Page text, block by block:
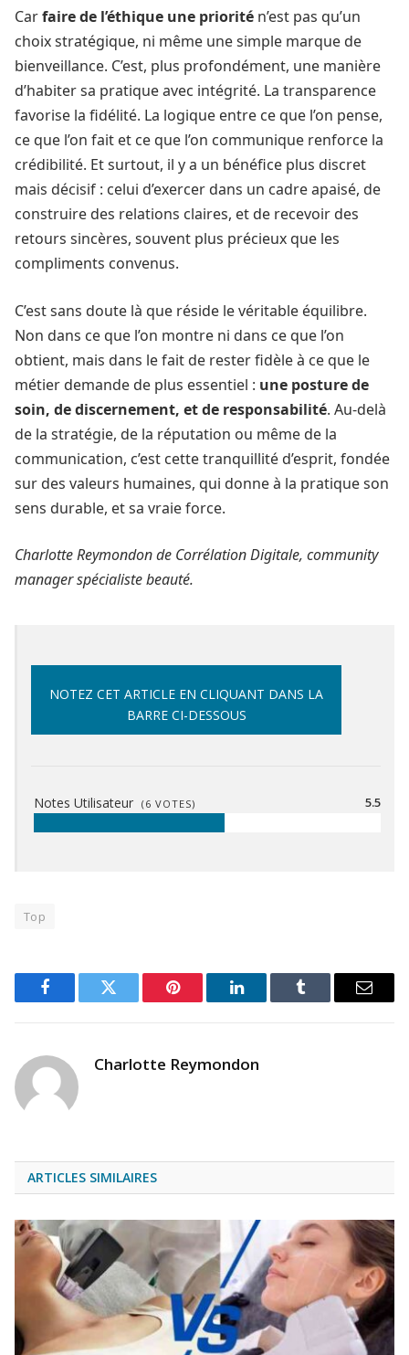
Carfaire de l’éthique une priorité n’est pas qu’un
choix stratégique, ni même une simple marque de
bienveillance. C’est, plus profondément, une manière
d’habiter sa pratique avec intégrité. La transparence
favorise la fidélité. La logique entre ce que l’on pense,
ce que l’on fait et ce que l’on communique renforce la
crédibilité. Et surtout, il y a un bénéfice plus discret
mais décisif : celui d’exercer dans un cadre apaisé, de
construire des relations claires, et de recevoir des
retours sincères, souvent plus précieux que les
compliments convenus.
C’est sans doute là que réside le véritable équilibre.
Non dans ce que l’on montre ni dans ce que l’on
obtient, mais dans le fait de rester fidèle à ce que le
métier demande de plus essentiel : une posture de
soin, de discernement, et de responsabilité. Au-delà
de la stratégie, de la réputation ou même de la
communication, c’est cette tranquillité d’esprit, fondée
sur des valeurs humaines, qui donne à la pratique son
sens durable, et sa vraie force.
Charlotte Reymondon de Corrélation Digitale, community
manager spécialiste beauté.
NOTEZ CET ARTICLE EN CLIQUANT DANS LA
BARRE CI-DESSOUS
Notes Utilisateur (6 VOTES) 5.5
Top
FacebookTwitter Pinterest LinkedIn Tumblr Email
Charlotte Reymondon
ARTICLES SIMILAIRES